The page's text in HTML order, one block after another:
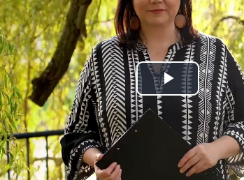
Prehrať
video